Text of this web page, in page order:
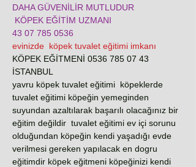
DAHA GÜVENİLİR MUTLUDUR
KÖPEK EĞİTİM UZMANI
0536 785 07 43
evinizde köpek tuvalet eğitimi imkanı
KÖPEK EĞİTMENİ 0536 785 07 43
İSTANBUL
yavru köpek tuvalet eğitimi köpeklerde
tuvalet eğitimi köpeğin yemeginden
suyundan azaltılarak başarılı olacağınız bir
eğitim değildir tuvalet eğitimi ev içi sorunu
olduğundan köpeğin kendi yaşadığı evde
verilmesi gereken yapılacak en dogru
eğitimdir köpek eğitmeni köpeğinizi kendi